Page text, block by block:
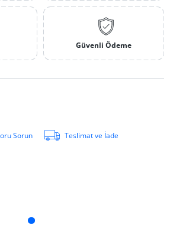
Güvenli Ödeme
Sorun Teslimat ve İade